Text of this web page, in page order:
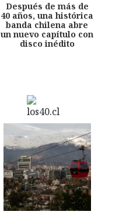
Después de más de
40 años, una histórica
banda chilena abre
un nuevo capítulo con
disco inédito